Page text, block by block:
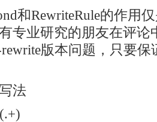
和RewriteRule的作用
专业研究的朋友在评论
版本问题，只要
法